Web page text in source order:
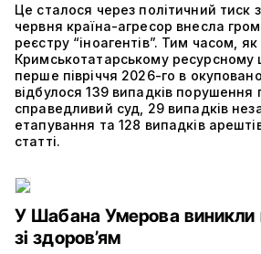
Це сталося через політичний тиск
червня країна-агресор внесла
реєстру “іноагентів”. Тим часом,
Кримськотатарському ресурсному
перше півріччя 2026-го в
відбулося 139 випадків порушення
справедливий суд, 29 випадків
етапування та 128 випадків
статті.
У Шабана Умерова виникли
зі здоров’ям